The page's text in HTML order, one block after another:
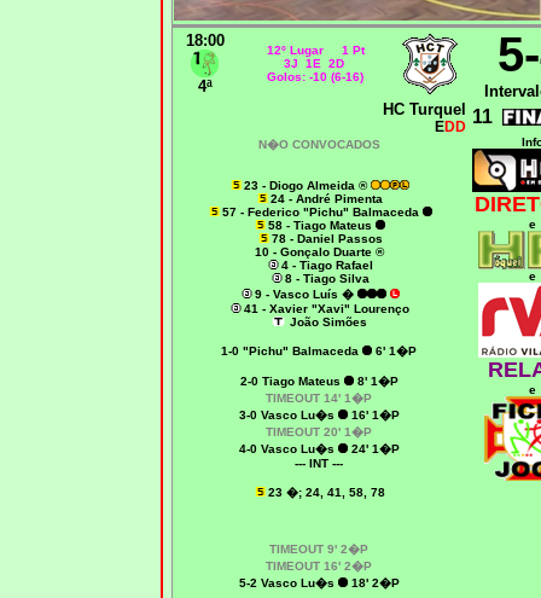
18:00
4ª
12º Lugar 1 Pt
3J 1E 2D
Golos: -10 (6-16)
HC Turquel
EDD 11
N�O CONVOCADOS
23 - Diogo Almeida ®
24 - André Pimenta
57 - Federico "Pichu" Balmaceda
58 - Tiago Mateus
78 - Daniel Passos
10 - Gonçalo Duarte ®
4 - Tiago Rafael
8 - Tiago Silva
9 - Vasco Luís �
41 - Xavier "Xavi" Lourenço
João Simões
1-0 "Pichu" Balmaceda 6' 1�P
2-0 Tiago Mateus
8' 1�P
TIMEOUT 14' 1�P
3-0 Vasco Lu�s
16' 1�P
TIMEOUT 20' 1�P
4-0 Vasco Lu�s
24' 1�P
--- INT ---
23 �; 24, 41, 58, 78
TIMEOUT 9' 2�P
TIMEOUT 16' 2�P
5-2 Vasco Lu�s 18' 2�P
e
e
e